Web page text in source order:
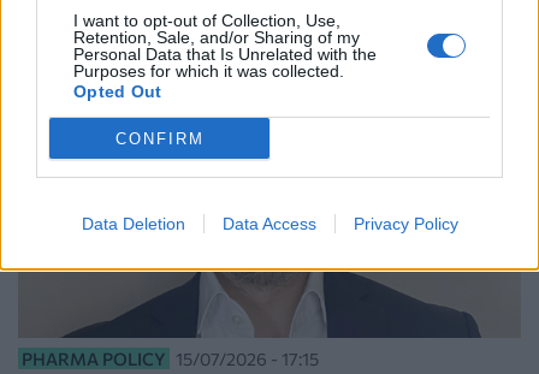
I want to opt-out of Collection, Use,
Retention, Sale, and/or Sharing of my
Personal Data that Is Unrelated with the
Purposes for which it was collected.
Opted Out
CONFIRM
Data Deletion Data Access Privacy Policy
PHARMA POLICY 15/07/2026 - 17:15